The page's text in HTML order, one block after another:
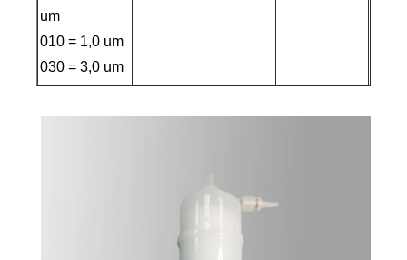
um
010 = 1,0 um
030 = 3,0 um